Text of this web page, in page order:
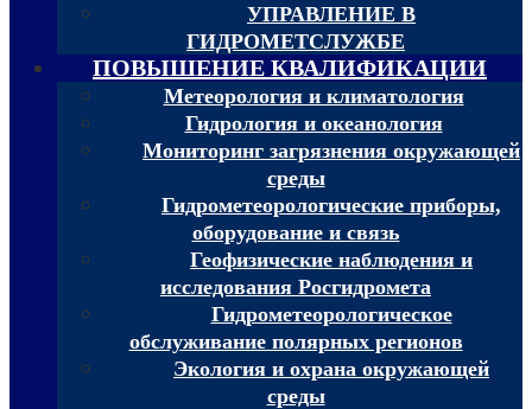
УПРАВЛЕНИЕ В
ГИДРОМЕТСЛУЖБЕ
ПОВЫШЕНИЕ КВАЛИФИКАЦИИ
Метеорология и климатология
Гидрология и океанология
Мониторинг загрязнения окружающей
среды
Гидрометеорологические приборы,
оборудование и связь
Геофизические наблюдения и
исследования Росгидромета
Гидрометеорологическое
обслуживание полярных регионов
Экология и охрана окружающей
среды